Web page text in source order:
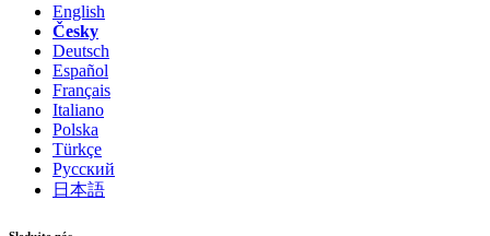
Našli jste na této stránce problém?
English
Česky
Deutsch
Español
Français
Italiano
Polska
Türkçe
Русский
日本語